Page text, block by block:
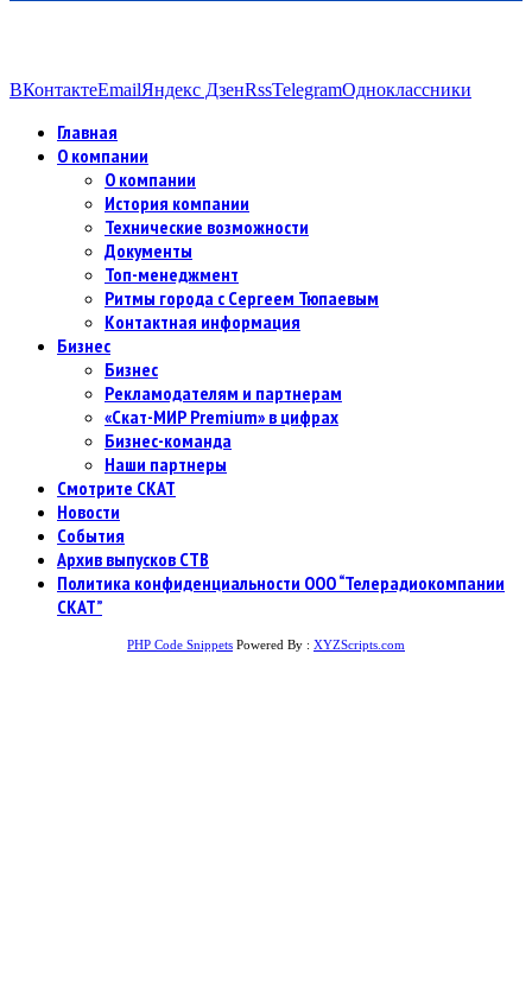
ВКонтактеEmailЯндекс ДзенRssTelegramОдноклассники
Главная
О компании
О компании
История компании
Технические возможности
Документы
Топ-менеджмент
Ритмы города с Сергеем Тюпаевым
Контактная информация
Бизнес
Бизнес
Рекламодателям и партнерам
«Скат-МИР Premium» в цифрах
Бизнес-команда
Наши партнеры
Смотрите СКАТ
Новости
События
Архив выпусков СТВ
Политика конфиденциальности ООО “Телерадиокомпании
СКАТ”
PHP Code Snippets Powered By : XYZScripts.com